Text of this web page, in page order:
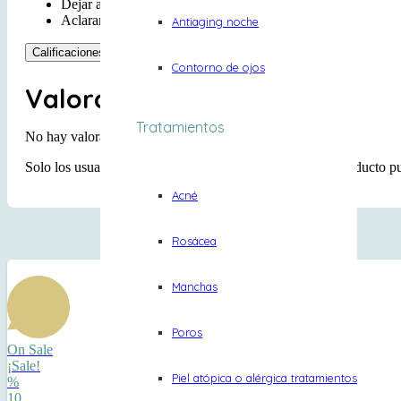
Antiaging noche
Contorno de ojos
Tratamientos
Acné
Rosácea
Manchas
Poros
Piel atópica o alérgica tratamientos
Dejar actuar unos 3 minutos.
Aclarar cuidadosamente.
Calificaciones
Valoraciones
No hay valoraciones aún.
Solo los usuarios registrados que hayan comprado este producto
On Sale
¡Sale!
%
10